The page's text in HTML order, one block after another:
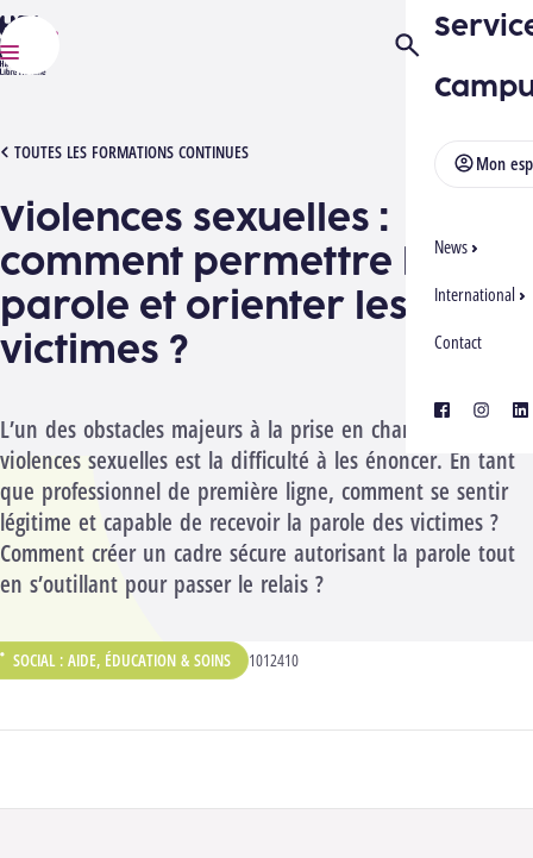
HELMo
Mon
News
International
Contact
facebook
Ouvrir/Fermer
TOUTES LES FORMATIONS CONTINUES
[1012410][2701] VIOLENCES SEXUELLES
Violences sexuelles :
comment permettre la
parole et orienter les
victimes ?
L’un des obstacles majeurs à la prise en charge des
violences sexuelles est la difficulté à les énoncer. En tant
que professionnel de première ligne, comment se sentir
légitime et capable de recevoir la parole des victimes ?
Comment créer un cadre sécure autorisant la parole tout
en s’outillant pour passer le relais ?
:
SOCIAL : AIDE, ÉDUCATION & SOINS CODE ANALYTIQUE :
1012410